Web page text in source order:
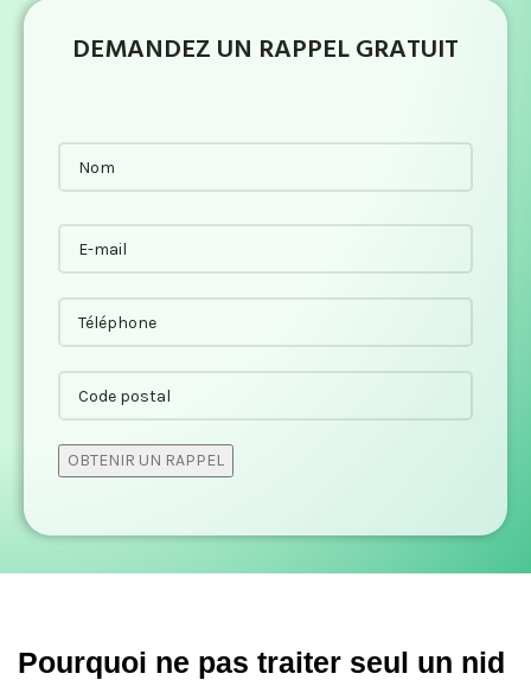
DEMANDEZ UN RAPPEL GRATUIT
Pourquoi ne pas traiter seul un nid